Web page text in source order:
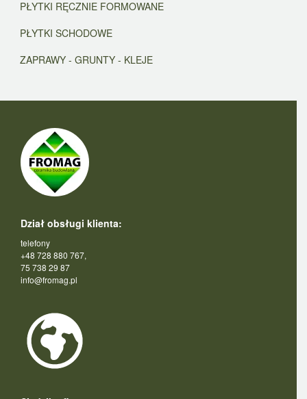
PŁYTKI RĘCZNIE FORMOWANE
PŁYTKI SCHODOWE
ZAPRAWY - GRUNTY - KLEJE
Dział obsługi klienta:
telefony
+48 728 880 767,
75 738 29 87
info@fromag.pl